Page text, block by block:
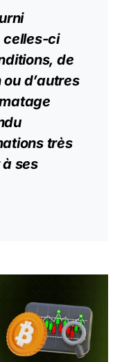
celles-ci
de
d’autres
très
ses